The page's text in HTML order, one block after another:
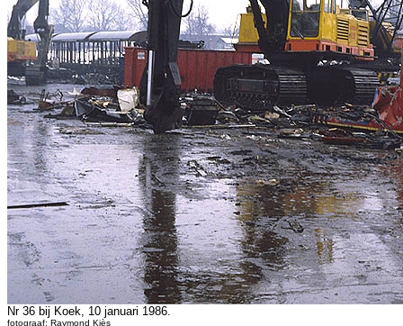
Nr 36 bij Koek, 10 januari 1986.
fotograaf: Raymond Kiès